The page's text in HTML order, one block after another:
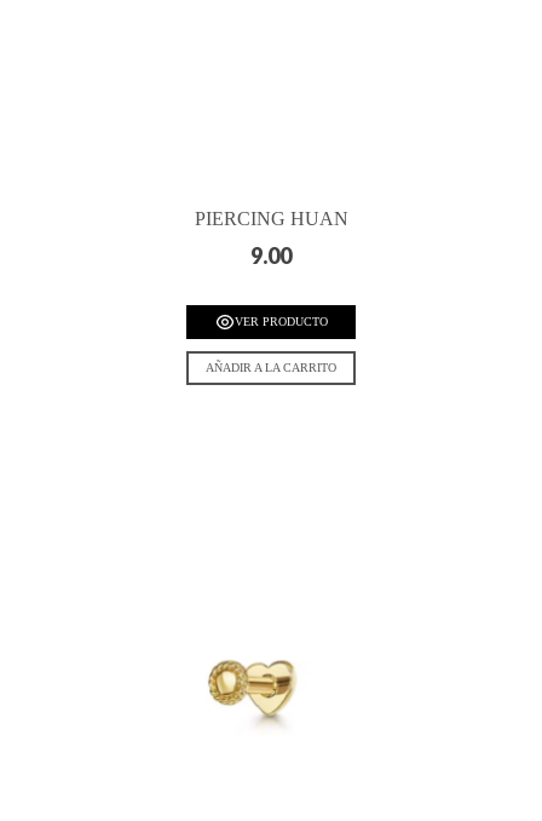
PIERCING HUAN
9.00
VER PRODUCTO
AÑADIR A LA CARRITO